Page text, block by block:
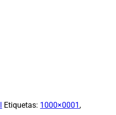
Etiquetas: 1000×0001 ,